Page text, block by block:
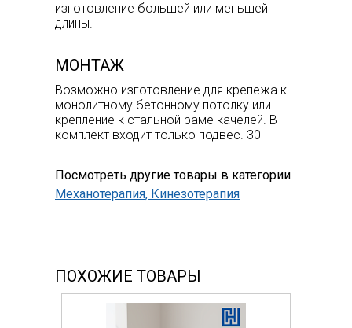
изготовление большей или меньшей
длины.
МОНТАЖ
Возможно изготовление для крепежа к
монолитному бетонному потолку или
крепление к стальной раме качелей. В
комплект входит только подвес. 30
Посмотреть другие товары в категории
Механотерапия, Кинезотерапия
ПОХОЖИЕ ТОВАРЫ